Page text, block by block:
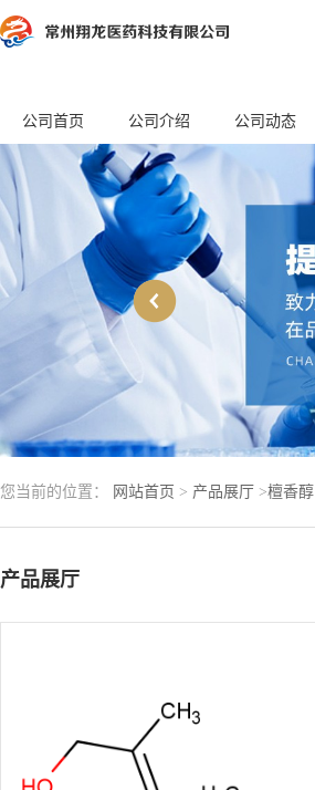
公司首页 公司介绍 公司动态
您当前的位置： 网站首页 > 产品展厅 >檀香醇
产品展厅